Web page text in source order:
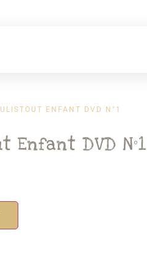
ENFANT DVD N°1
Enfant DVD N°1